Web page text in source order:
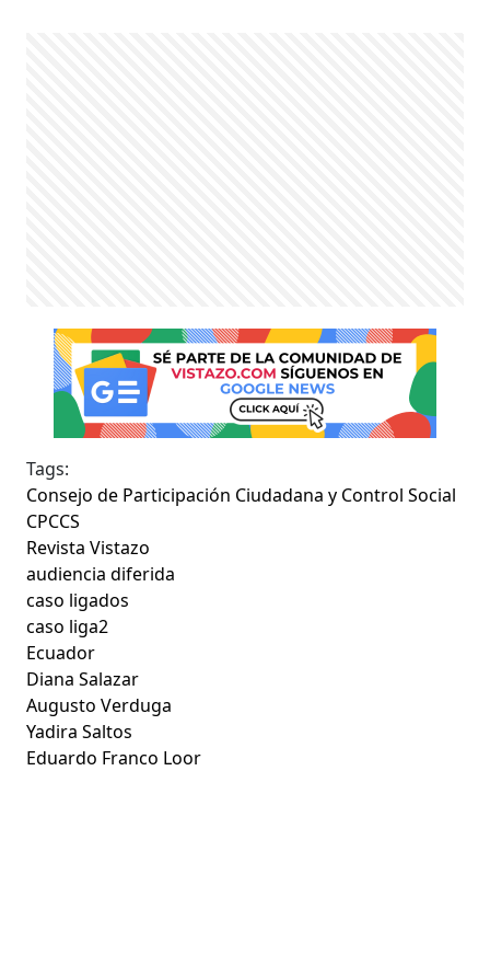
Tags:
Consejo de Participación Ciudadana y Control Social
CPCCS
Revista Vistazo
audiencia diferida
caso ligados
caso liga2
Ecuador
Diana Salazar
Augusto Verduga
Yadira Saltos
Eduardo Franco Loor